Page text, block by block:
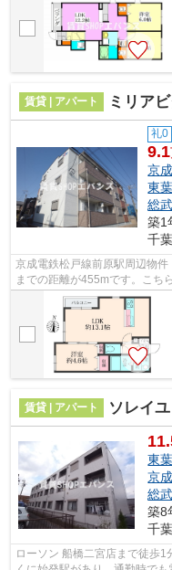
賃貸 | アパート ミリア
礼0
9.1
京
東
総
築1
千
京成電鉄松戸線前原駅周辺物
までの距離が455mです。こち
物件です。こちらの物件はアパ
賃貸 | アパート ソレイユ
東
京
総
築8
千
ローソン 船橋二宮店まで徒歩